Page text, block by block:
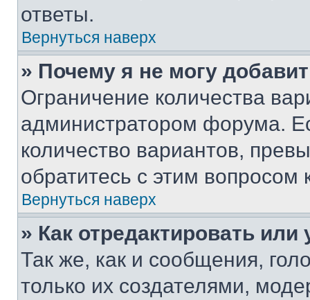
ответы.
Вернуться наверх
» Почему я не могу
Ограничение количества
администратором форума.
количество вариантов,
обратитесь с этим вопросом
Вернуться наверх
» Как отредактировать
Так же, как и сообщения,
только их создателями,